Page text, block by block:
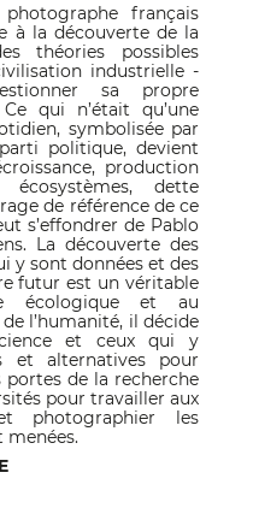
français
à la découverte de la
théories possibles
industrielle -
sa propre
qui n’était qu’une
symbolisée par
politique, devient
production
dette
de référence de ce
s’effondrer de Pablo
La découverte des
y sont données et des
futur est un véritable
écologique et au
l’humanité, il décide
et ceux qui y
et alternatives pour
de la recherche
pour travailler aux
photographier les